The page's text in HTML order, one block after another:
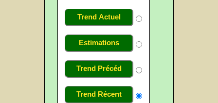
Trend Actuel
Estimations
Trend Précéd
Trend Récent